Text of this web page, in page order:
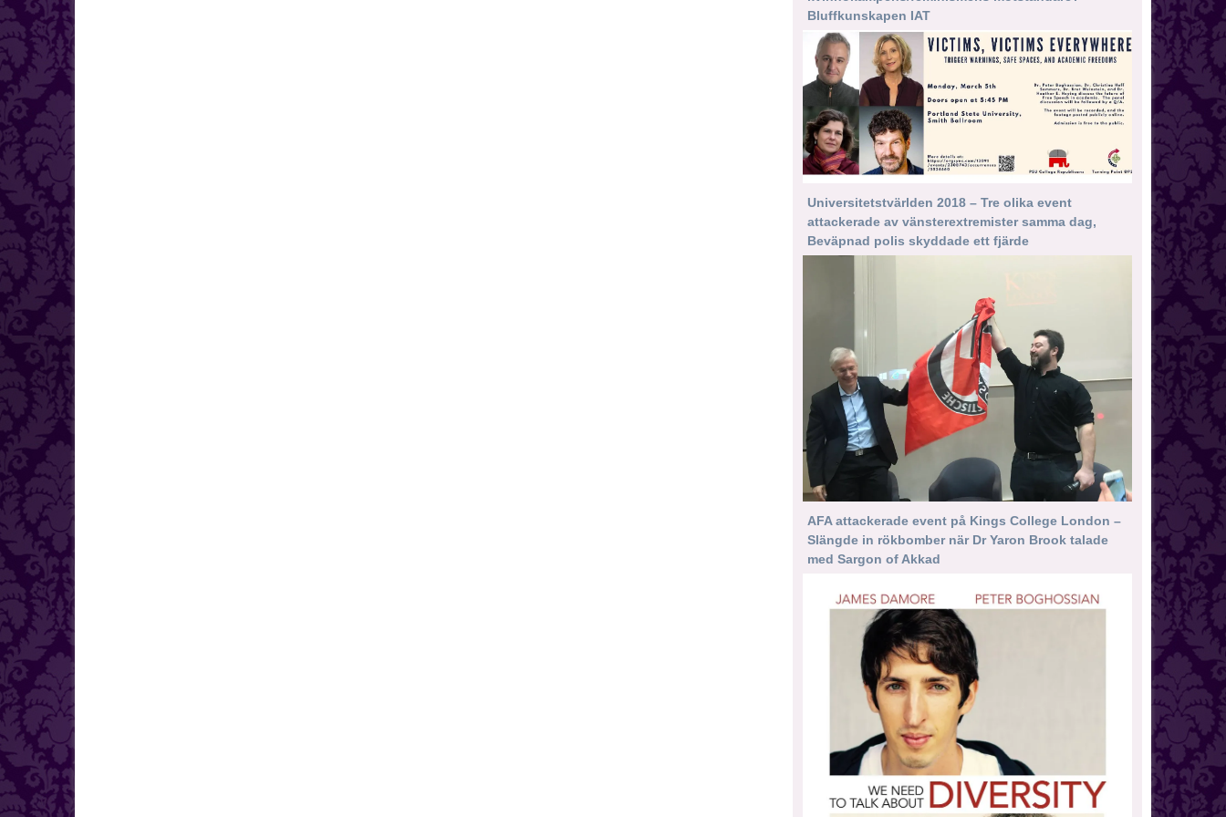
Bluffkunskapen IAT
Universitetstvärlden 2018 – Tre olika event
attackerade av vänsterextremister samma dag,
Beväpnad polis skyddade ett fjärde
AFA attackerade event på Kings College London –
Slängde in rökbomber när Dr Yaron Brook talade
med Sargon of Akkad